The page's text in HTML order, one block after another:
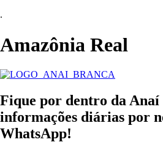
.
Amazônia Real
Fique por dentro da Anaí
informações diárias por
WhatsApp!